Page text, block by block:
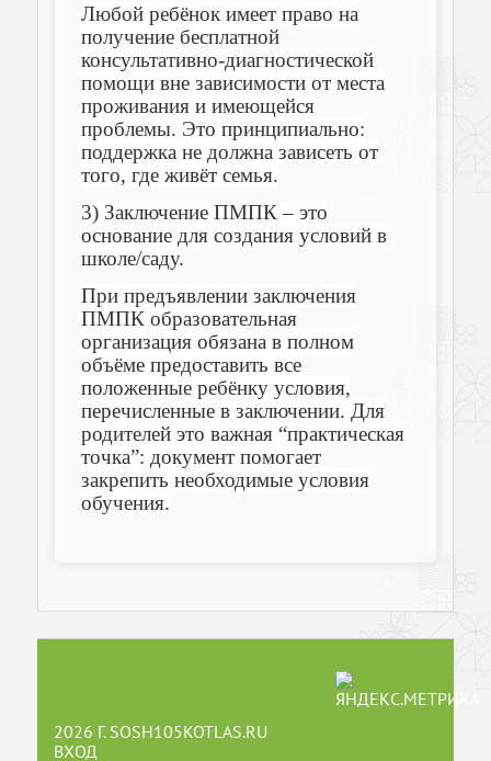
Любой ребёнок имеет право на
получение бесплатной
консультативно-диагностической
помощи вне зависимости от места
проживания и имеющейся
проблемы. Это принципиально:
поддержка не должна зависеть от
того, где живёт семья.
3) Заключение ПМПК – это
основание для создания условий в
школе/саду.
При предъявлении заключения
ПМПК образовательная
организация обязана в полном
объёме предоставить все
положенные ребёнку условия,
перечисленные в заключении. Для
родителей это важная “практическая
точка”: документ помогает
закрепить необходимые условия
обучения.
2026 Г. SOSH105KOTLAS.RU
ВХОД